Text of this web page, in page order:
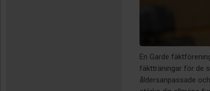
En Garde
fäktträningar för de
åldersanpassade